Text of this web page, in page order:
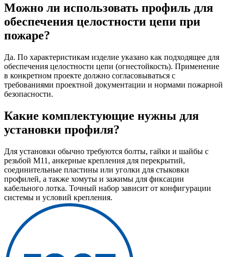
Можно ли использовать профиль для
обеспечения целостности цепи при
пожаре?
Да. По характеристикам изделие указано как подходящее для
обеспечения целостности цепи (огнестойкость). Применение
в конкретном проекте должно согласовываться с
требованиями проектной документации и нормами пожарной
безопасности.
Какие комплектующие нужны для
установки профиля?
Для установки обычно требуются болты, гайки и шайбы с
резьбой M11, анкерные крепления для перекрытий,
соединительные пластины или уголки для стыковки
профилей, а также хомуты и зажимы для фиксации
кабельного лотка. Точный набор зависит от конфигурации
системы и условий крепления.